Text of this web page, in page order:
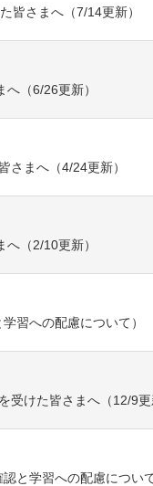
皆さまへ（7/14更新）
（6/26更新）
さまへ（4/24更新）
（2/10更新）
習への配慮について）
受けた皆さまへ（12/9更
と学習への配慮について